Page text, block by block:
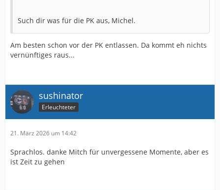
Such dir was für die PK aus, Michel.
Am besten schon vor der PK entlassen. Da kommt eh nichts
vernünftiges raus...
sushinator
Erleuchteter
21. März 2026 um 14:42
Sprachlos. danke Mitch für unvergessene Momente, aber es
ist Zeit zu gehen